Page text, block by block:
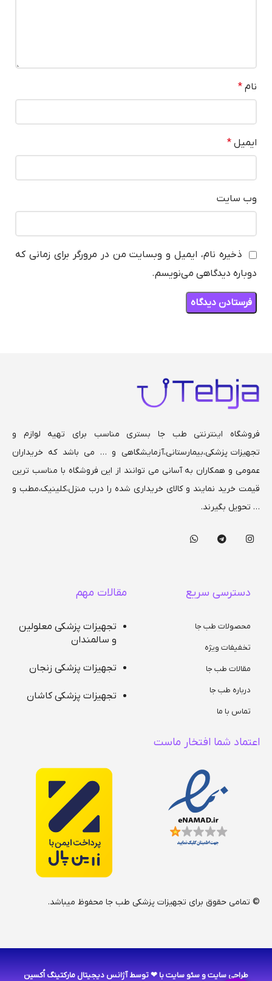
نام *
ایمیل *
وب‌ سایت
ذخیره نام، ایمیل و وبسایت من در مرورگر برای زمانی که
دوباره دیدگاهی می‌نویسم.
فروشگاه اینترنتی طب جا بستری مناسب برای تهیه لوازم و
تجهیزات پزشکی،بیمارستانی،آزمایشگاهی و … می باشد که خریداران
عمومی و همکاران به آسانی می توانند از این فروشگاه با مناسب ترین
قیمت خرید نمایند و کالای خریداری شده را درب منزل،کلینیک،مطب و
… تحویل بگیرند.
دسترسی سریع
محصولات طب جا
تخفیفات ویژه
مقالات طب جا
درباره طب جا
تماس با ما
مقالات مهم
تجهیزات پزشکی معلولین
و سالمندان
تجهیزات پزشکی زنجان
تجهیزات پزشکی کاشان
اعتماد شما افتخار ماست
© تمامی حقوق برای تجهیزات پزشکی طب جا محفوظ میباشد.
طراحی سایتو سئو سایتبا ❤ توسط آژانس دیجیتال مارکتینگ اُکسین